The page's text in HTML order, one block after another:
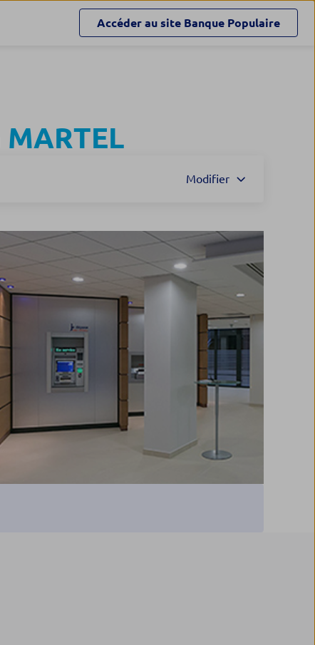
Accéder au site Banque Populaire
MARTEL
Modifier